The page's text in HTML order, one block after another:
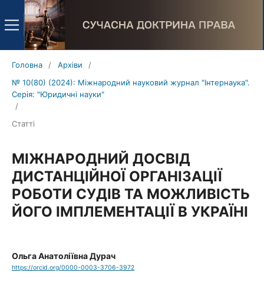
Головна / Архіви
/
№ 10(80) (2024): Міжнародний науковий журнал "Інтернаука".
Серія: "Юридичні науки"
/
Статті
МІЖНАРОДНИЙ ДОСВІД
ДИСТАНЦІЙНОЇ ОРГАНІЗАЦІЇ
РОБОТИ СУДІВ ТА МОЖЛИВІСТЬ
ЙОГО ІМПЛЕМЕНТАЦІЇ В УКРАЇНІ
Ольга Анатоліївна Дурач
https://orcid.org/0000-0003-3706-3972